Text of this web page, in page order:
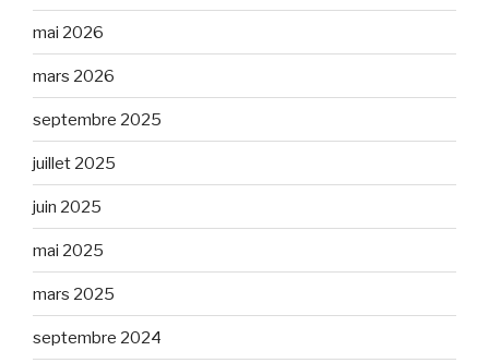
mai 2026
mars 2026
septembre 2025
juillet 2025
juin 2025
mai 2025
mars 2025
septembre 2024